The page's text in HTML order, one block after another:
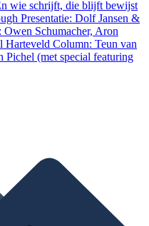
wie schrijft, die blijft bewijst
Presentatie: Dolf Jansen &
Schumacher, Aron
Harteveld Column: Teun van
(met special featuring